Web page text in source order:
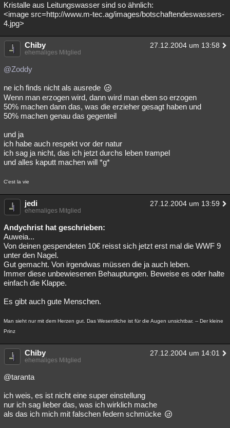
Kristalle aus Leitungswasser sind so ähnlich:
<image src=http://www.m-tec.ag/images/botschaftendeswassers-
4.jpg>
Chiby 27.12.2004 um 13:58
ehemaliges Mitglied
@Zoddy
ne ich finds nicht als ausrede
Wenn man erzogen wird, dann wird man eben so erzogen
50% machen dann das, was die erzieher gesagt haben und
50% machen genau das gegenteil
und ja
ich habe auch respekt vor der natur
ich sag ja nicht, das ich jetzt durchs leben trampel
und alles kaputt machen will *g*
C'est la vie
jedi 27.12.2004 um 13:59
ehemaliges Mitglied
Andychrist hat geschrieben:
Auweia...
Von deinen gespendeten 10€ reisst sich jetzt erst mal die WWF 9
unter den Nagel.
Gut gemacht. Von irgendwas müssen die ja auch leben.
Immer diese unbewiesenen Behauptungen. Beweise es oder halte
einfach die Klappe.
Es gibt auch gute Menschen.
Man sieht nur mit dem Herzen gut. Das Wesentliche ist für die Augen unsichtbar. -- Der kleine
Prinz
Chiby 27.12.2004 um 14:01
ehemaliges Mitglied
@taranta
ich weis, es ist nicht eine super einstellung
nur ich sag lieber das, was ich wirklich mache
als das ich mich mit falschen federn schmücke